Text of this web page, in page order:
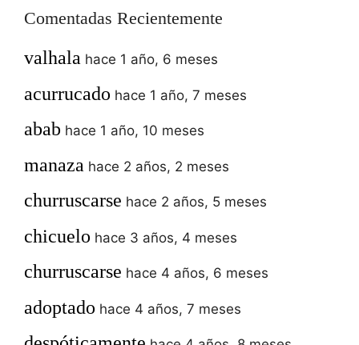
Comentadas Recientemente
valhala hace 1 año, 6 meses
acurrucado hace 1 año, 7 meses
abab hace 1 año, 10 meses
manaza hace 2 años, 2 meses
churruscarse hace 2 años, 5 meses
chicuelo hace 3 años, 4 meses
churruscarse hace 4 años, 6 meses
adoptado hace 4 años, 7 meses